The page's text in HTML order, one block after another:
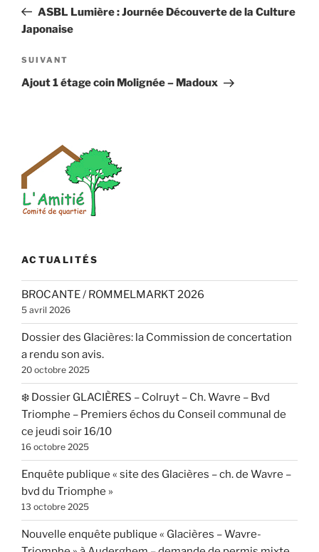
l’article
précédent
ASBL Lumière : Journée Découverte de la Culture
Japonaise
Article
suivant
SUIVANT
Ajout 1 étage coin Molignée – Madoux
ACTUALITÉS
BROCANTE / ROMMELMARKT 2026
5 avril 2026
Dossier des Glacières: la Commission de concertation
a rendu son avis.
20 octobre 2025
❄️ Dossier GLACIÈRES – Colruyt – Ch. Wavre – Bvd
Triomphe – Premiers échos du Conseil communal de
ce jeudi soir 16/10
16 octobre 2025
Enquête publique « site des Glacières – ch. de Wavre –
bvd du Triomphe »
13 octobre 2025
Nouvelle enquête publique « Glacières – Wavre-